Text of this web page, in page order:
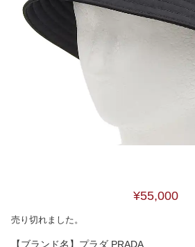
¥55,000
売り切れました。
【ブランド名】プラダ PRADA